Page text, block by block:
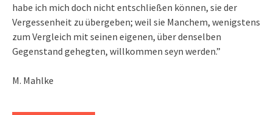
habe ich mich doch nicht entschließen können, sie der
Vergessenheit zu übergeben; weil sie Manchem, wenigstens
zum Vergleich mit seinen eigenen, über denselben
Gegenstand gehegten, willkommen seyn werden.”
M. Mahlke